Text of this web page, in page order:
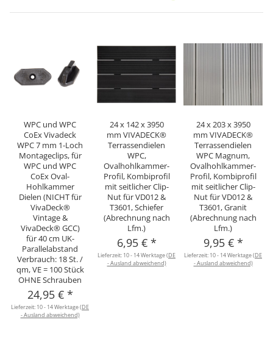
WPC und WPC
CoEx Vivadeck
WPC 7 mm 1-Loch
Montageclips, für
WPC und WPC
CoEx Oval-
Hohlkammer
Dielen (NICHT für
VivaDeck®
Vintage &
VivaDeck® GCC)
für 40 cm UK-
Parallelabstand
Verbrauch: 18 St. /
qm, VE = 100 Stück
OHNE Schrauben
24,95 € *
Lieferzeit: 10 - 14 Werktage(DE
- Ausland abweichend)
24 x 142 x 3950
mm VIVADECK®
Terrassendielen
WPC,
Ovalhohlkammer-
Profil, Kombiprofil
mit seitlicher Clip-
Nut für VD012 &
T3601, Schiefer
(Abrechnung nach
Lfm.)
6,95 € *
Lieferzeit: 10 - 14 Werktage(DE
- Ausland abweichend)
24 x 203 x 3950
mm VIVADECK®
Terrassendielen
WPC Magnum,
Ovalhohlkammer-
Profil, Kombiprofil
mit seitlicher Clip-
Nut für VD012 &
T3601, Granit
(Abrechnung nach
Lfm.)
9,95 € *
Lieferzeit: 10 - 14 Werktage(DE
- Ausland abweichend)